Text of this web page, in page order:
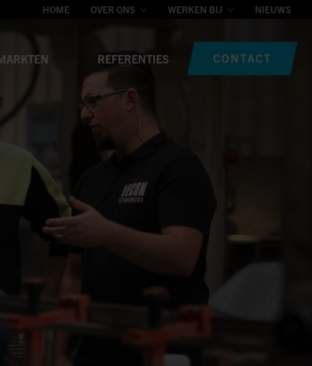
HOME OVER ONS WERKEN BIJ NIEUWS
REFERENTIES CONTACT